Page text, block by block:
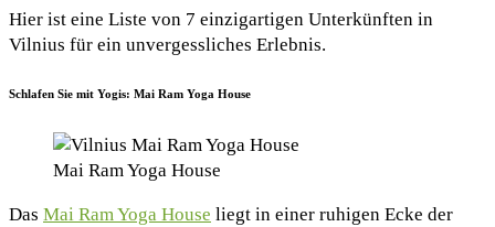
Hier ist eine Liste von 7 einzigartigen Unterkünften in
Vilnius für ein unvergessliches Erlebnis.
Schlafen Sie mit Yogis: Mai Ram Yoga House
Mai Ram Yoga House
Das Mai Ram Yoga House liegt in einer ruhigen Ecke der